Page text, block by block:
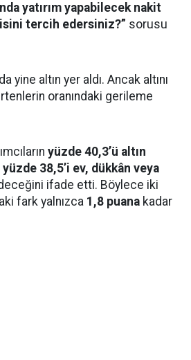
yatırım yapabilecek nakit
tercih edersiniz?” sorusu
yine altın yer aldı. Ancak altını
oranındaki gerileme
yüzde 40,3’ü altın
yüzde 38,5’i ev, dükkân veya
ifade etti. Böylece iki
fark yalnızca 1,8 puana kadar